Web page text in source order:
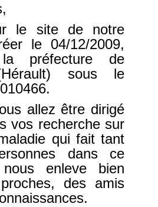
le site de notre
le 04/12/2009,
préfecture de
sous le
allez être dirigé
vos recherche sur
qui fait tant
dans ce
enleve bien
des amis